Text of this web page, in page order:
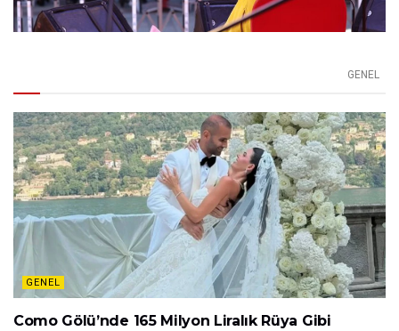
GENEL
GENEL
Como Gölü’nde 165 Milyon Liralık Rüya Gibi